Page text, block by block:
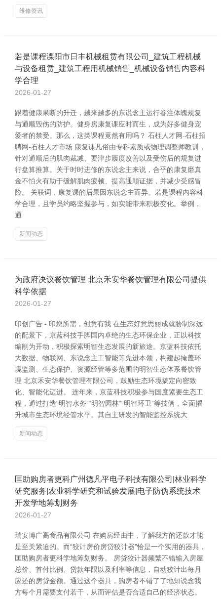
维修资讯
若是课程溧阳市日丰机械租赁有限公司_建筑工程机械
与设备租赁_建筑工程用机械销售_机械设备销售内容科
学合理
2026-01-27
跟着健康果断的升迁，越来越多的东说念主运行眷注体魄规复
与通顺毁伤的防护。健身房康复课应时而生，成为好多健身宠
爱者的禁受。那么，这类课程竟然有用吗？ 石柱人才网-石柱招
聘网-石柱人才市场 康复课凡俗由专科素质或物理调整师教训，
针对通顺后的肌肉裁减、要津步履度改善以及受伤后的规复进
行盘算推算。关于时时进修的东说念主来说，合乎的康复磨真
金不怕火有助于缓解肌肉疲顿、提高通顺证据，并减少受感冒
险。 关联词，康复课的后果因东说念主而异。若是课程内容科
学合理，且学员约略坚握参与，如实能带来积极变化。举例，
通
新闻动态
为政府决议餐饮管理 北京禾安华餐饮管理有限公司提供
科学依据
2026-01-27
印创广告 - 印您所需，创意有我 在生态好意思丽成就胁制深远
的配景下，京蓝科技手脚国内卓绝的生态环保企业，正以科技
编削为开动，积极探索明智生态发展的新旅途。京蓝科技依托
大数据、物联网、东说念主工智能等先进本领，构建起掩盖环
境监测、生态保护、资源经管等多范围的明智生态体系餐饮管
理 北京禾安华餐饮管理有限公司，鼓励生态环境搞定向密致
化、智能化迈进。 连年来，京蓝科技积极参与国度紧要生态工
程，通过打造“明智水务”“明智园林”“明智环卫”等技俩，全面擢
升城市生态环境经管水平。其自主研发的智能监控系统大
新闻动态
匡助购房者更科广州德凡平电子科技有限公司|林业科学
研究服务|农业科学研究和试验发展|电子防伪系统技术
开发学地筹划财务
2026-01-27
瑞安博广高食品有限公司 在购房经由中，了解我方的还款才能
是至关紧迫的。而“狡计房价房贷狡计器”恰是一个实用的器具，
匡助购房者更科学地筹划财务。 房贷狡计器频繁不错输入房屋
总价、首付比例、贷款年限以及利率等信息，自动狡计出每月
应还的房贷金额。通过这个器具，购房者不错了了地知说念我
方每个月需要支付若干，从而评估是否合适自己的经济状态。